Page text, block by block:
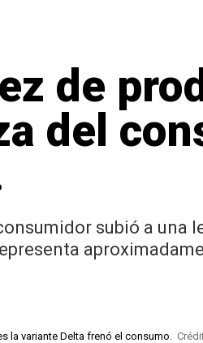
de
del
subió a una
la variante Delta frenó el consumo.